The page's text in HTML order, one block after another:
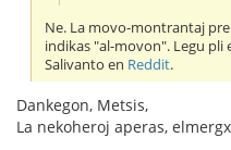
Ne. La movo-montrantaj
indikas "al-movon". Legu pli
Salivanto en Reddit.
Dankegon, Metsis,
La nekoheroj aperas,